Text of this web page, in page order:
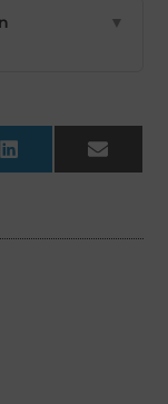
▼
LinkedIn Email